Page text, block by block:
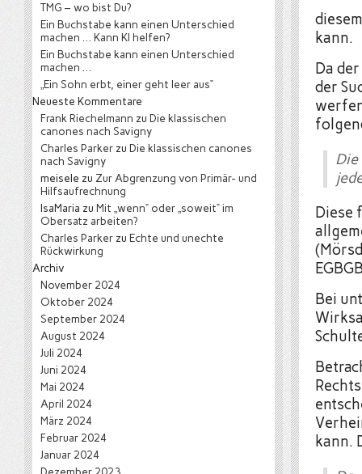
kann.
Da
der
Diese
Bei
kann.
TMG – wo bist Du?
Ein Buchstabe kann einen Unterschied
machen … Kann KI helfen?
Ein Buchstabe kann einen Unterschied
machen …
„Ein Sohn erbt, einer geht leer aus“
Neueste Kommentare
Frank Riechelmann zu Die klassischen
canones nach Savigny
Charles Parker zu Die klassischen canones
nach Savigny
meisele zu Zur Abgrenzung von Primär- und
Hilfsaufrechnung
IsaMaria zu Mit „wenn“ oder „soweit“ im
Obersatz arbeiten?
Charles Parker zu Echte und unechte
Rückwirkung
Archiv
November 2024
Oktober 2024
September 2024
August 2024
Juli 2024
Juni 2024
Mai 2024
April 2024
März 2024
Februar 2024
Januar 2024